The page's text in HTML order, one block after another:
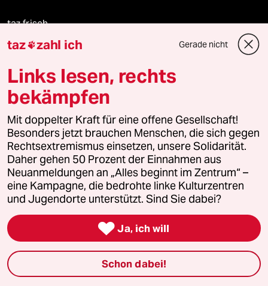
taz frisch
taz zahl ich
taz lab Infobrief
Veranstaltungen
Demnächst
Vor Ort
Live im Stream
Vergangene
taz zahl ich Gerade nicht
Links lesen, rechts
bekämpfen
Mit doppelter Kraft für eine offene Gesellschaft!
Besonders jetzt brauchen Menschen, die sich gegen
Rechtsextremismus einsetzen, unsere Solidarität.
Daher gehen 50 Prozent der Einnahmen aus
Neuanmeldungen an „Alles beginnt im Zentrum“ –
eine Kampagne, die bedrohte linke Kulturzentren
und Jugendorte unterstützt. Sind Sie dabei?
 Ja, ich will
Schon dabei!